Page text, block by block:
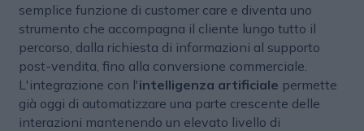
semplice funzione di customer care e diventa uno
strumento che accompagna il cliente lungo tutto il
percorso, dalla richiesta di informazioni al supporto
post-vendita, fino alla conversione commerciale.
L'integrazione con l'intelligenza artificiale permette
già oggi di automatizzare una parte crescente delle
interazioni mantenendo un elevato livello di